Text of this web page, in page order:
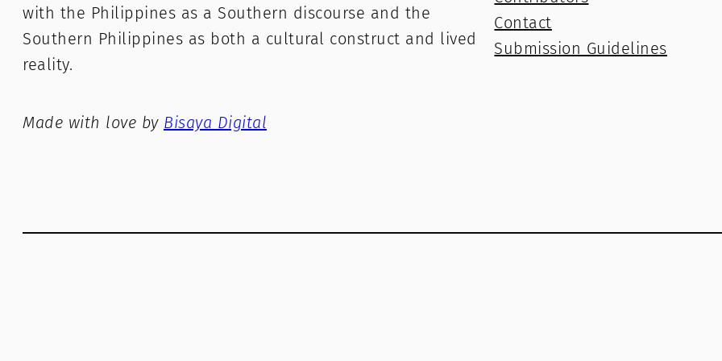
with the Philippines as a Southern discourse and the
Southern Philippines as both a cultural construct and lived
reality.
Made with love by Bisaya Digital
Contact
Submission Guidelines